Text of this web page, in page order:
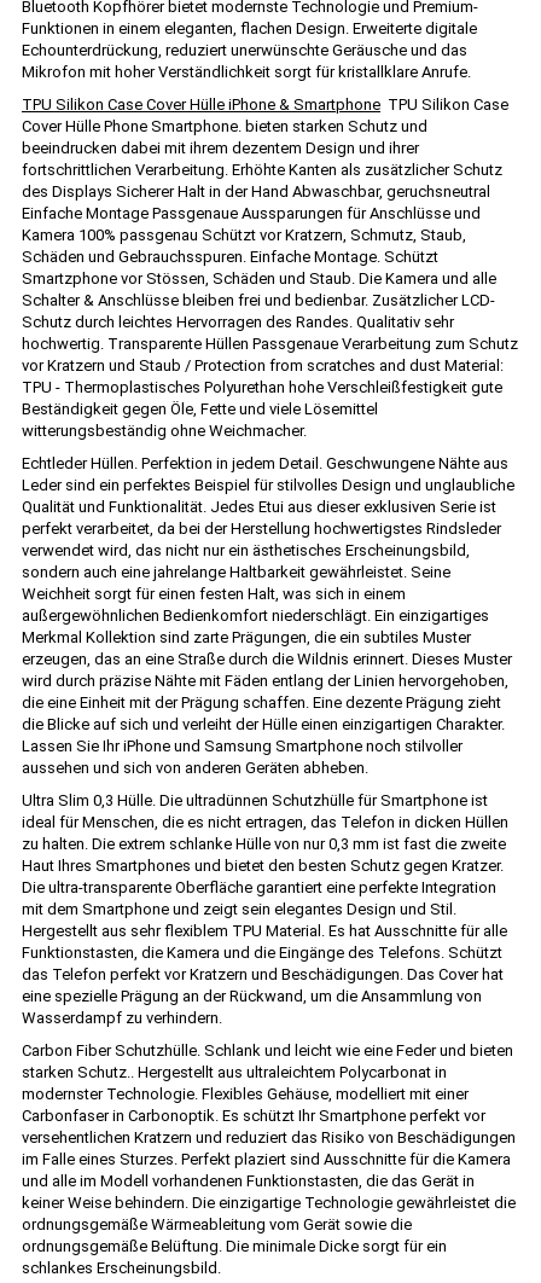
Bluetooth Kopfhörer bietet modernste Technologie und Premium-
Funktionen in einem eleganten, flachen Design. Erweiterte digitale
Echounterdrückung, reduziert unerwünschte Geräusche und das
Mikrofon mit hoher Verständlichkeit sorgt für kristallklare Anrufe.
TPU Silikon Case Cover Hülle iPhone & Smartphone TPU Silikon Case
Cover Hülle Phone Smartphone. bieten starken Schutz und
beeindrucken dabei mit ihrem dezentem Design und ihrer
fortschrittlichen Verarbeitung. Erhöhte Kanten als zusätzlicher Schutz
des Displays Sicherer Halt in der Hand Abwaschbar, geruchsneutral
Einfache Montage Passgenaue Aussparungen für Anschlüsse und
Kamera 100% passgenau Schützt vor Kratzern, Schmutz, Staub,
Schäden und Gebrauchsspuren. Einfache Montage. Schützt
Smartzphone vor Stössen, Schäden und Staub. Die Kamera und alle
Schalter & Anschlüsse bleiben frei und bedienbar. Zusätzlicher LCD-
Schutz durch leichtes Hervorragen des Randes. Qualitativ sehr
hochwertig. Transparente Hüllen Passgenaue Verarbeitung zum Schutz
vor Kratzern und Staub / Protection from scratches and dust Material:
TPU - Thermoplastisches Polyurethan hohe Verschleißfestigkeit gute
Beständigkeit gegen Öle, Fette und viele Lösemittel
witterungsbeständig ohne Weichmacher.
Echtleder Hüllen. Perfektion in jedem Detail. Geschwungene Nähte aus
Leder sind ein perfektes Beispiel für stilvolles Design und unglaubliche
Qualität und Funktionalität. Jedes Etui aus dieser exklusiven Serie ist
perfekt verarbeitet, da bei der Herstellung hochwertigstes Rindsleder
verwendet wird, das nicht nur ein ästhetisches Erscheinungsbild,
sondern auch eine jahrelange Haltbarkeit gewährleistet. Seine
Weichheit sorgt für einen festen Halt, was sich in einem
außergewöhnlichen Bedienkomfort niederschlägt. Ein einzigartiges
Merkmal Kollektion sind zarte Prägungen, die ein subtiles Muster
erzeugen, das an eine Straße durch die Wildnis erinnert. Dieses Muster
wird durch präzise Nähte mit Fäden entlang der Linien hervorgehoben,
die eine Einheit mit der Prägung schaffen. Eine dezente Prägung zieht
die Blicke auf sich und verleiht der Hülle einen einzigartigen Charakter.
Lassen Sie Ihr iPhone und Samsung Smartphone noch stilvoller
aussehen und sich von anderen Geräten abheben.
Ultra Slim 0,3 Hülle. Die ultradünnen Schutzhülle für Smartphone ist
ideal für Menschen, die es nicht ertragen, das Telefon in dicken Hüllen
zu halten. Die extrem schlanke Hülle von nur 0,3 mm ist fast die zweite
Haut Ihres Smartphones und bietet den besten Schutz gegen Kratzer.
Die ultra-transparente Oberfläche garantiert eine perfekte Integration
mit dem Smartphone und zeigt sein elegantes Design und Stil.
Hergestellt aus sehr flexiblem TPU Material. Es hat Ausschnitte für alle
Funktionstasten, die Kamera und die Eingänge des Telefons. Schützt
das Telefon perfekt vor Kratzern und Beschädigungen. Das Cover hat
eine spezielle Prägung an der Rückwand, um die Ansammlung von
Wasserdampf zu verhindern.
Carbon Fiber Schutzhülle. Schlank und leicht wie eine Feder und bieten
starken Schutz.. Hergestellt aus ultraleichtem Polycarbonat in
modernster Technologie. Flexibles Gehäuse, modelliert mit einer
Carbonfaser in Carbonoptik. Es schützt Ihr Smartphone perfekt vor
versehentlichen Kratzern und reduziert das Risiko von Beschädigungen
im Falle eines Sturzes. Perfekt plaziert sind Ausschnitte für die Kamera
und alle im Modell vorhandenen Funktionstasten, die das Gerät in
keiner Weise behindern. Die einzigartige Technologie gewährleistet die
ordnungsgemäße Wärmeableitung vom Gerät sowie die
ordnungsgemäße Belüftung. Die minimale Dicke sorgt für ein
schlankes Erscheinungsbild.